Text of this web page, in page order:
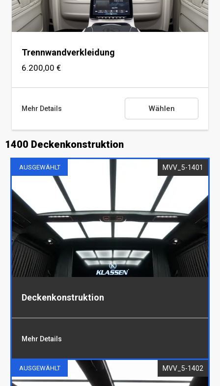
Trennwandverkleidung
6.200,00 €
Trennwandverkleidung
Mehr Details Wählen
1400 Deckenkonstruktion
AUSGEWÄHLT MVV_5-1401
Deckenkonstruktion
Deckenkonstruktion
Mehr Details
AUSGEWÄHLT MVV_5-1402